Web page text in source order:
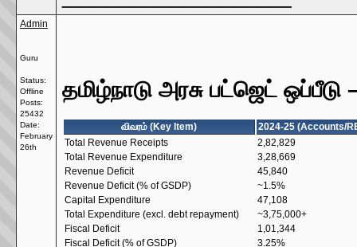
Admin
Guru
Status:
Offline
Posts:
25432
Date:
February
26th
தமிழ்நாடு அரசு பட்ஜெட்
விவரம் (Key Item)
2024-25 (Accounts/
Total Revenue Receipts
2,82,829
Total Revenue Expenditure
3,28,669
Revenue Deficit
45,840
Revenue Deficit (% of GSDP)
~1.5%
Capital Expenditure
47,108
Total Expenditure (excl. debt repayment)
~3,75,000+
Fiscal Deficit
1,01,344
Fiscal Deficit (% of GSDP)
3.25%